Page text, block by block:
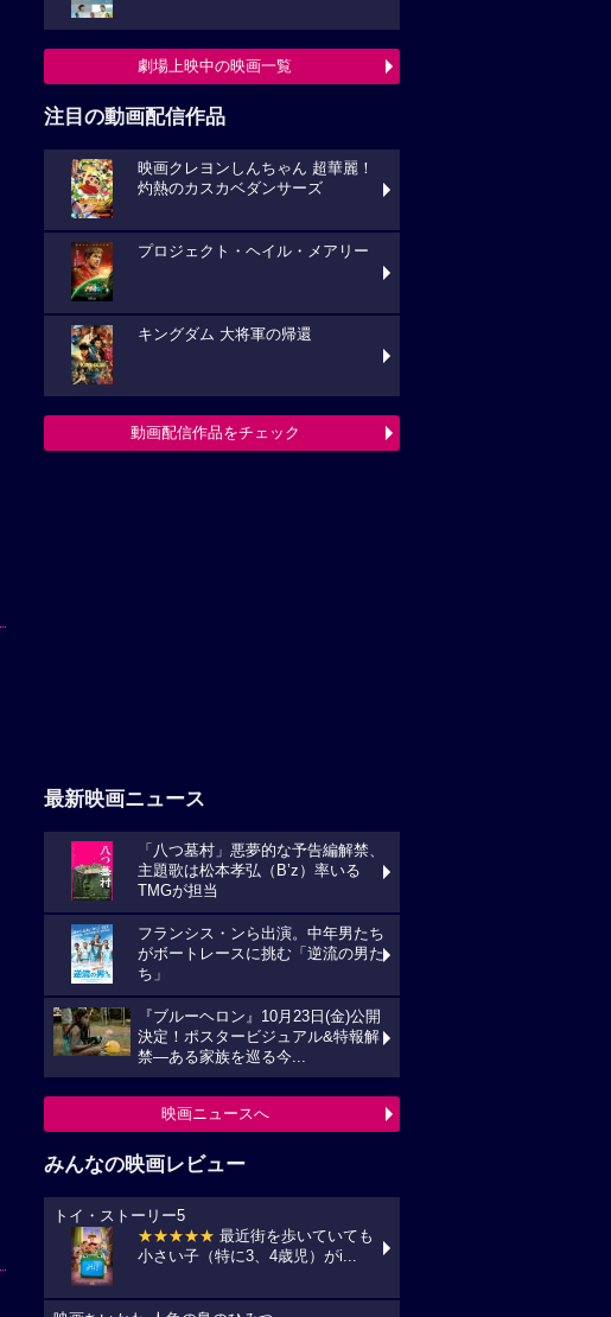
劇場上映中の映画一覧
注目の動画配信作品
映画クレヨンしんちゃん 超華麗！
灼熱のカスカベダンサーズ
プロジェクト・ヘイル・メアリー
キングダム 大将軍の帰還
動画配信作品をチェック
最新映画ニュース
「八つ墓村」悪夢的な予告編解禁、
主題歌は松本孝弘（B’z）率いる
TMGが担当
フランシス・ンら出演。中年男たち
がボートレースに挑む「逆流の男た
ち」
『ブルーヘロン』10月23日(金)公開
決定！ポスタービジュアル&特報解
禁―ある家族を巡る今...
映画ニュースへ
みんなの映画レビュー
トイ・ストーリー5
★★★★★ 最近街を歩いていても
小さい子（特に3、4歳児）がi...